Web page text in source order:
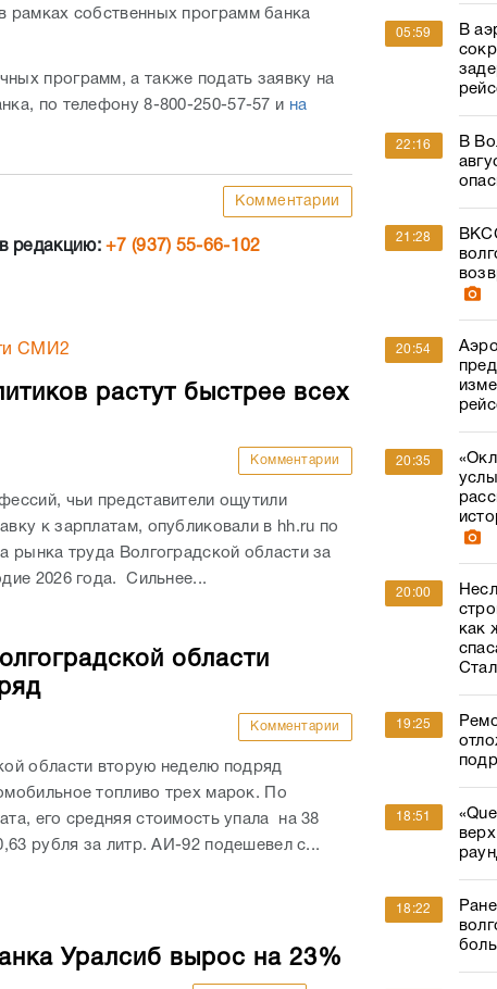
рамках собственных программ банка
программ, а также подать заявку на
по телефону 8-800-250-57-57 и на
Комментарии
редакцию:+7 (937) 55-66-102
СМИ2
растут быстрее всех
Комментарии
чьи представители ощутили
к зарплатам, опубликовали в hh.ru по
рынка труда Волгоградской области за
2026 года. Сильнее...
области
Комментарии
области вторую неделю подряд
топливо трех марок. По
его средняя стоимость упала на 38
рубля за литр. АИ-92 подешевел с...
Уралсиб вырос на 23%
05:59
В
22:16
В
21:28
20:54
20:35
20:00
как
19:25
18:51
18:22